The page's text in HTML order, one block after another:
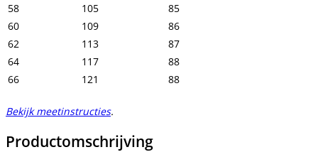
58
105
85
60
109
86
62
113
87
64
117
88
66
121 88
Bekijk meetinstructies.
Productomschrijving